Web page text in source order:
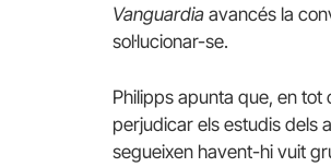
Vanguardia avancés la
sol·lucionar-se.
Philipps apunta que, en
perjudicar els estudis dels
segueixen havent-hi vuit